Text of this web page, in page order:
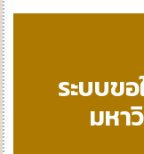
ระบบข
มหา